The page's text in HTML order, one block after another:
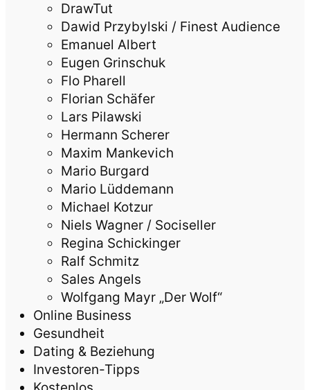
DrawTut
Dawid Przybylski / Finest Audience
Emanuel Albert
Eugen Grinschuk
Flo Pharell
Florian Schäfer
Lars Pilawski
Hermann Scherer
Maxim Mankevich
Mario Burgard
Mario Lüddemann
Michael Kotzur
Niels Wagner / Sociseller
Regina Schickinger
Ralf Schmitz
Sales Angels
Wolfgang Mayr „Der Wolf“
Online Business
Gesundheit
Dating & Beziehung
Investoren-Tipps